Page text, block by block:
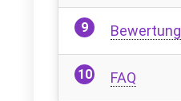
Bewertung
FAQ